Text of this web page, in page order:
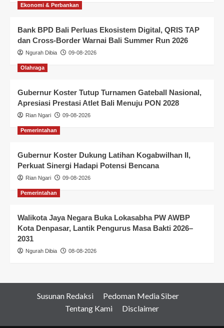
Ekonomi & Perbankan
Bank BPD Bali Perluas Ekosistem Digital, QRIS TAP
dan Cross-Border Warnai Bali Summer Run 2026
Ngurah Dibia 09-08-2026
Olahraga
Gubernur Koster Tutup Turnamen Gateball Nasional,
Apresiasi Prestasi Atlet Bali Menuju PON 2028
Rian Ngari 09-08-2026
Pemerintahan
Gubernur Koster Dukung Latihan Kogabwilhan II,
Perkuat Sinergi Hadapi Potensi Bencana
Rian Ngari 09-08-2026
Pemerintahan
Walikota Jaya Negara Buka Lokasabha PW AWBP
Kota Denpasar, Lantik Pengurus Masa Bakti 2026–
2031
Ngurah Dibia 08-08-2026
Susunan Redaksi
Pedoman Media Siber
Tentang Kami
Disclaimer